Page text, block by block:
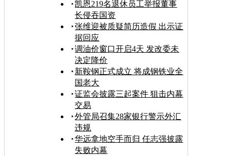
凯恩219名退休员工举报董事
长侵吞国资
张维迎被质疑简历造假 出示证
据回应
调油价窗口开启4天 发改委未
决定降价
新鞍钢正式成立 将成钢铁业全
国老大
证监会披露三起案件 狙击内幕
交易
外管局召集28家银行警示外汇
违规
华远拿地空手而归 任志强披露
失败内幕